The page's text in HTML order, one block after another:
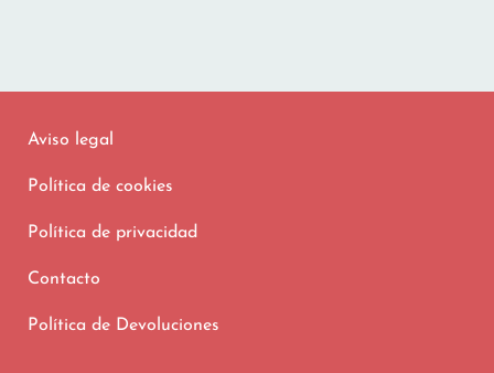
Aviso legal
Política de cookies
Política de privacidad
Contacto
Política de Devoluciones